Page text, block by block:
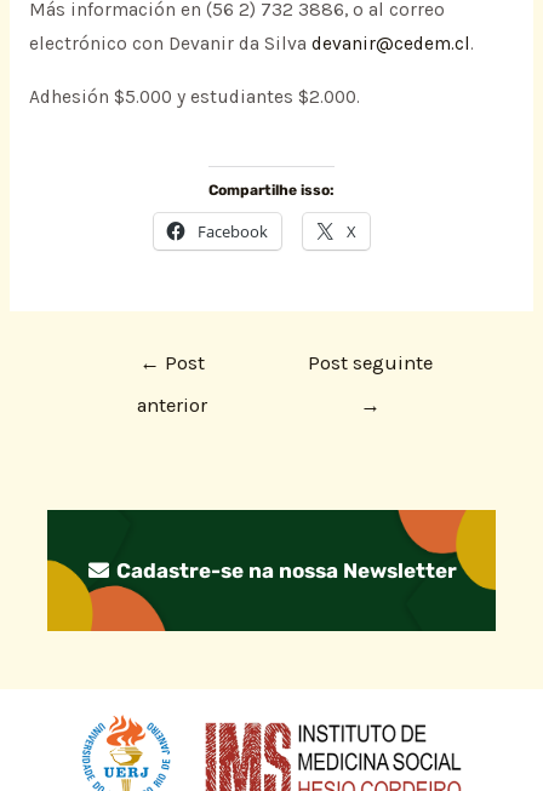
Más información en (56 2) 732 3886, o al correo
electrónico con Devanir da Silva devanir@cedem.cl .
Adhesión $5.000 y estudiantes $2.000.
Compartilhe isso:
Facebook X
← Post
anterior
Post seguinte
→
Cadastre-se na nossa Newsletter